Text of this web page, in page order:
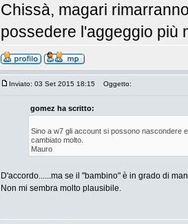
Chissà, magari
possedere l'aggeggio più
Inviato: 03 Set 2015 18:15 Oggetto:
gomez ha scritto:
Sino a w7 gli account si possono nascondere
cambiato molto.
Mauro
D'accordo......ma se il "bambino" è in grado di
Non mi sembra molto plausibile.